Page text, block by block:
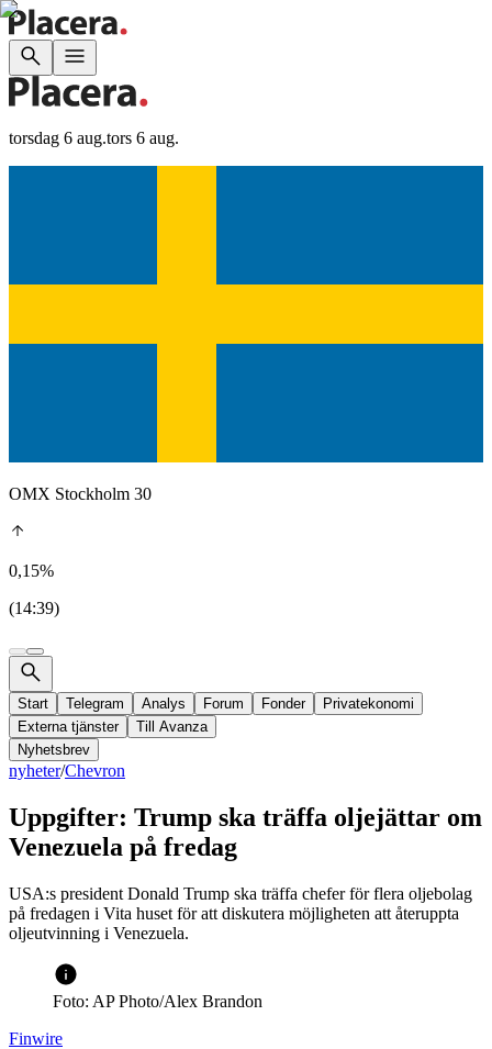
torsdag 6 aug.tors 6 aug.
OMX Stockholm 30
0,15%
(14:39)
Start Telegram Analys Forum Fonder
Privatekonomi
Externa tjänster
Till Avanza
Nyhetsbrev
nyheter/Chevron
Uppgifter: Trump ska träffa oljejättar om
Venezuela på fredag
USA:s president Donald Trump ska träffa chefer för flera oljebolag
på fredagen i Vita huset för att diskutera möjligheten att återuppta
oljeutvinning i Venezuela.
Foto: AP Photo/Alex Brandon
Finwire